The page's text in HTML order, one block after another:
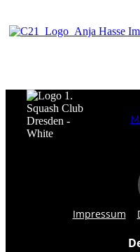
Impressum